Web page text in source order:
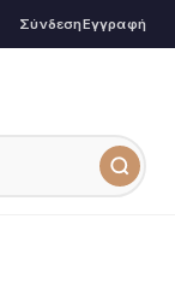
ΣύνδεσηΕγγραφή